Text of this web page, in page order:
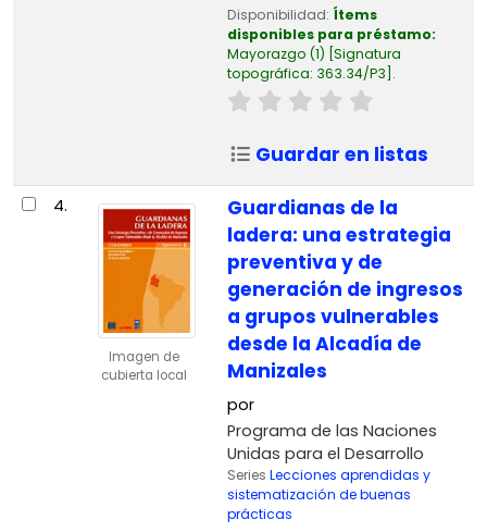
Disponibilidad: Ítems
disponibles para préstamo:
Mayorazgo (1) Signatura
topográfica: 363.34/P3 .
Guardar en listas
4.
Imagen de
cubierta local
Guardianas de la
ladera: una estrategia
preventiva y de
generación de ingresos
a grupos vulnerables
desde la Alcadía de
Manizales
por
Programa de las Naciones
Unidas para el Desarrollo
Series Lecciones aprendidas y
sistematización de buenas
prácticas